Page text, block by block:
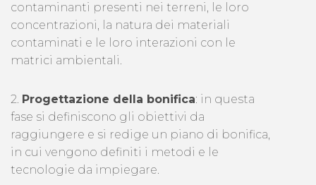
contaminanti presenti nei terreni, le loro
concentrazioni, la natura dei materiali
contaminati e le loro interazioni con le
matrici ambientali.
2. Progettazione della bonifica: in questa
fase si definiscono gli obiettivi da
raggiungere e si redige un piano di bonifica,
in cui vengono definiti i metodi e le
tecnologie da impiegare.